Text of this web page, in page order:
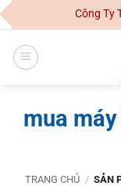
Skip
to
content
Công Ty
mua
TRANG CHỦ / SẢN